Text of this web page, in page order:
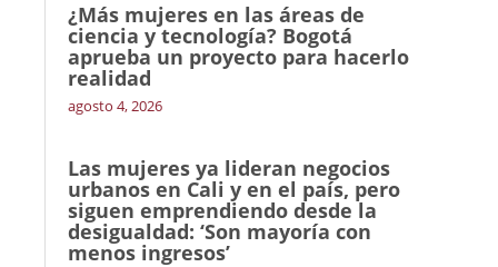
¿Más mujeres en las áreas de
ciencia y tecnología? Bogotá
aprueba un proyecto para hacerlo
realidad
agosto 4, 2026
Las mujeres ya lideran negocios
urbanos en Cali y en el país, pero
siguen emprendiendo desde la
desigualdad: ‘Son mayoría con
menos ingresos’